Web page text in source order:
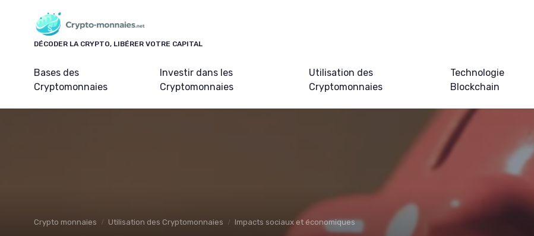
DÉCODER LA CRYPTO, LIBÉRER VOTRE CAPITAL
Bases des
Cryptomonnaies
Investir dans les
Cryptomonnaies
Utilisation des
Cryptomonnaies
Technologie
Blockchain
Crypto monnaies Utilisation des Cryptomonnaies Impacts sociaux et économiques